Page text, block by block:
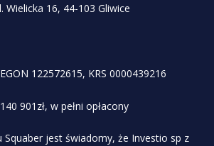
Wielicka 16, 44-103 Gliwice
122572615, KRS 0000439216
901zł, w pełni opłacony
Squaber jest świadomy, że Investio sp z